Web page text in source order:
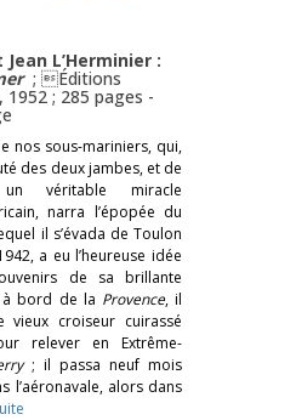
L’Herminier :
; Éditions
1952 ; 285 pages -
nos sous-mariniers, qui,
des deux jambes, et de
véritable miracle
narra l’épopée du
il s’évada de Toulon
a eu l’heureuse idée
de sa brillante
bord de la Provence, il
vieux croiseur cuirassé
relever en Extrême-
; il passa neuf mois
l’aéronavale, alors dans